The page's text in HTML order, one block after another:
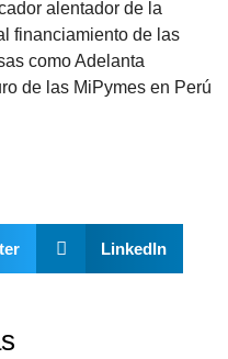
alentador de la
financiamiento de las
como Adelanta
de las MiPymes en Perú
LinkedIn